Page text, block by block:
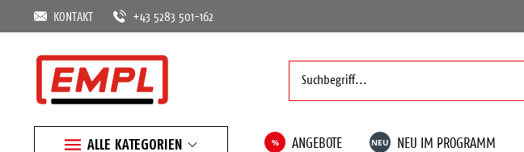
KONTAKT +43 5283 501-162
ALLE KATEGORIEN % ANGEBOTE NEU NEU IM PROGRAMM